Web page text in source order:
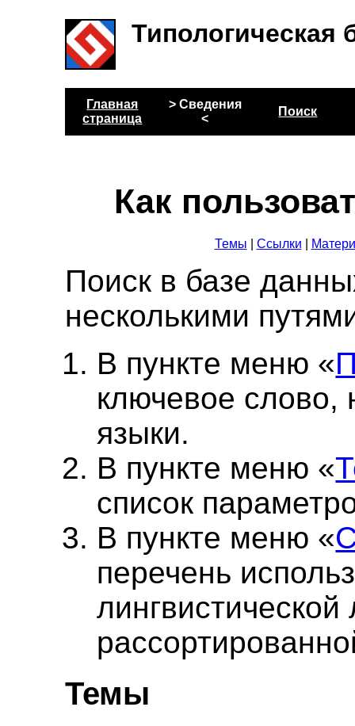
Типологическая
Главная
страница
> Сведения
<
Поиск
Как
Темы Ссылки
Поиск в базе
несколькими
В пункте меню «
ключевое слово,
языки.
В пункте меню «
список
В пункте меню «
перечень
Темы